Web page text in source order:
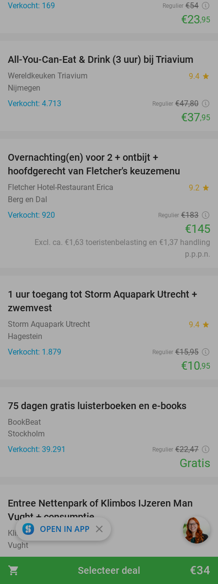
shopping_cart €34
Selecteer deal
Verkocht: 169
Regulier €54
€23,95
21%
All-You-Can-Eat & Drink (3 uur) bij Triavium
Wereldkeuken Triavium 9.4 star
Nijmegen
Verkocht: 4.713
Regulier €47,80
€37,95
Overnachting(en) voor 2 + ontbijt +
hoofdgerecht van Fletcher's keuzemenu
Fletcher Hotel-Restaurant Erica 9.2 star
Berg en Dal
Verkocht: 920
Regulier €183
€145
Excl. ca. €1,63 toeristenbelasting en €1,37 handling
p.p.p.n.
31%
1 uur toegang tot Storm Aquapark Utrecht +
zwemvest
Storm Aquapark Utrecht 9.4 star
Hagestein
Verkocht: 1.879
Regulier €15,95
€10,95
75 dagen gratis luisterboeken en e-books
BookBeat
Stockholm
Verkocht: 39.291
Regulier €22,47
Gratis
29%
Entree Nettenpark of Klimbos IJzeren Man
Vught + consumptie
Klimbos IJzeren Man Vught 9.6star
Vught
€16,95
OPEN IN APP close